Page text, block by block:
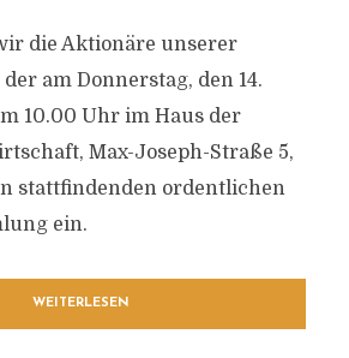
die Aktionäre unserer
am Donnerstag, den 14.
10.00 Uhr im Haus der
Max-Joseph-Straße 5,
stattfindenden ordentlichen
ein.
WEITERLESEN